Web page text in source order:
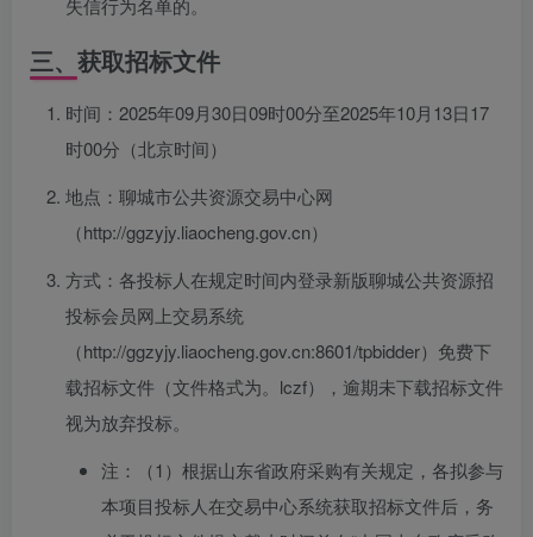
失信行为名单的。
三、获取招标文件
时间：2025年09月30日09时00分至2025年10月13日17
时00分（北京时间）
地点：聊城市公共资源交易中心网
（http://ggzyjy.liaocheng.gov.cn）
方式：各投标人在规定时间内登录新版聊城公共资源招
投标会员网上交易系统
（http://ggzyjy.liaocheng.gov.cn:8601/tpbidder）免费下
载招标文件（文件格式为。lczf），逾期未下载招标文件
视为放弃投标。
注：（1）根据山东省政府采购有关规定，各拟参与
本项目投标人在交易中心系统获取招标文件后，务